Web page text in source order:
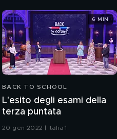
BACK TO SCHOOL
L'esito degli esami della
terza puntata
20 gen 2022 | Italia 1
6 MIN